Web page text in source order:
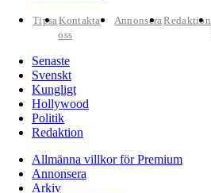
TipsaKontakta
oss
AnnonseraRedaktion
Senaste
Svenskt
Kungligt
Hollywood
Politik
Redaktion
Allmänna villkor för Premium
Annonsera
Arkiv